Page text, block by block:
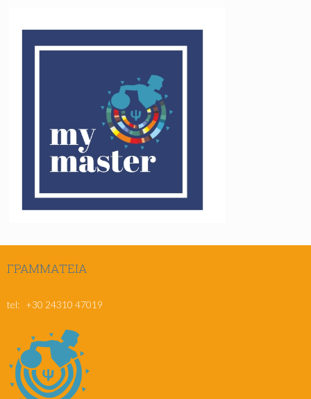
ΓΡΑΜΜΑΤΕΊΑ
tel: +30 24310 47019